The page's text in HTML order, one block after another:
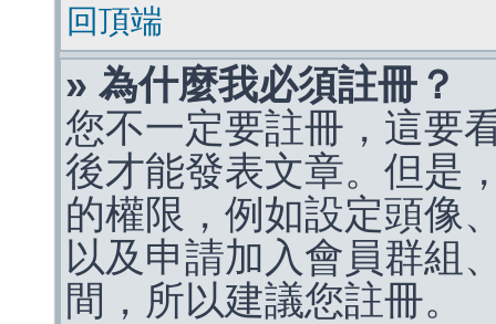
回頂端
» 為什麼我必須註冊？
您不一定要註冊，這要
後才能發表文章。但是
的權限，例如設定頭像
以及申請加入會員群組
間，所以建議您註冊。